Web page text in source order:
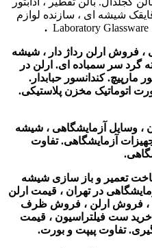
شیشه ای ، سازنده لوازم
.
فروش ارلن رداژ دار ، شیشه
گرد سر سمباده ای. ارلن در
مارپیچ. کندانسور حبابدار.
اتوماتیک مخزن پلاستیکی.
، وسایل آزمایشگاهی ، شیشه
آزمایشگاهی. تفاوت
تعمیر و باز سازی شیشه
در تهران ، قیمت ارلن
، فروش ارلن ، فروش ظرف
ست فیلتراسیون ، قیمت
تفاوت پیپت و بورت.